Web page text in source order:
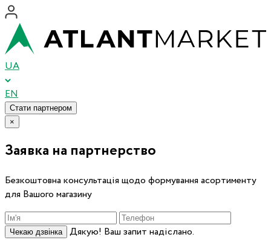
UA
EN
Стати партнером
×
Заявка на партнерство
Безкоштовна консультація щодо формування асортименту
для Вашого магазину
Чекаю дзвінка
Дякую! Ваш запит надіслано.